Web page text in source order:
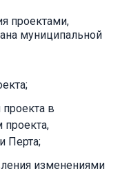
проектами,
муниципальной
в
проекта,
Перта;
изменениями